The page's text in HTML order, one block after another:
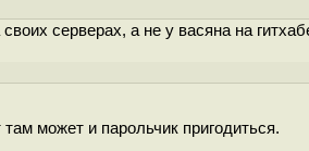
серверах, а не у васяна на
может и парольчик пригодиться.